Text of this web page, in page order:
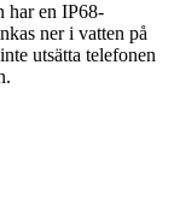
har en IP68-
ner i vatten på
utsätta telefonen